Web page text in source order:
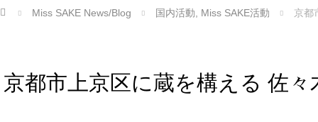
ホーム Miss SAKE News/Blog 国内活動 Miss SAKE活動 京都
京都市上京区に蔵を構える 佐